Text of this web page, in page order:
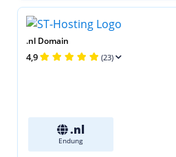
.nl Domain
4,9 (23)
.nl
Endung